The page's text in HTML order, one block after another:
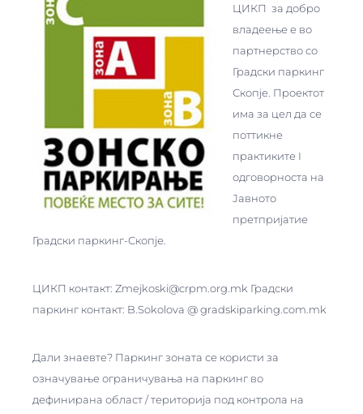
ЦИКП за добро
владеење е во
партнерство со
Градски паркинг
Скопје. Проектот
има за цел да се
поттикне
практиките I
одговорноста на
Јавното
претпријатие
Градски паркинг-Скопје.
ЦИКП контакт: Zmejkoski@crpm.org.mk Градски
паркинг контакт: B.Sokolova @ gradskiparking.com.mk
Дали знаевте? Паркинг зоната се користи за
означување ограничувања на паркинг во
дефинирана област / територија под контрола на